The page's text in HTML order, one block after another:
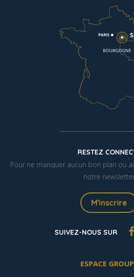
RESTEZ
Pour ne manquer aucun bon plan ou
notre
M'inscrire
SUIVEZ-NOUS SUR
ESPACE